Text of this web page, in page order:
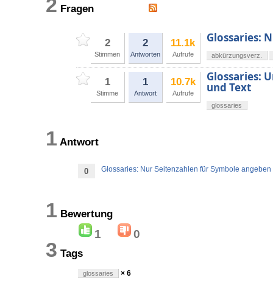
2 Fragen
2
Stimmen
2
Antworten
11.1k
Aufrufe
Glossaries:
abkürzungsverz.
1
Stimme
1
Antwort
10.7k
Aufrufe
Glossaries:
und Text
glossaries
1 Antwort
0 Glossaries: Nur Seitenzahlen für Symbole angeben
1 Bewertung
1 0
3 Tags
glossaries × 6